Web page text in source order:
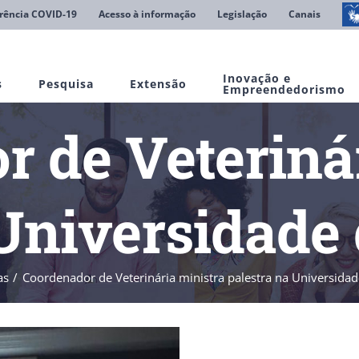
COVID-19 Acesso à informação Legislação Canais
Pesquisa Extensão Inovação e
Empreendedorismo
de
Coordenador de Veterinária ministra palestra na